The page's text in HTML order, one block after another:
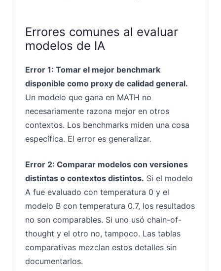
Errores comunes al evaluar
modelos de IA
Error 1: Tomar el mejor benchmark
disponible como proxy de calidad general.
Un modelo que gana en MATH no
necesariamente razona mejor en otros
contextos. Los benchmarks miden una cosa
específica. El error es generalizar.
Error 2: Comparar modelos con versiones
distintas o contextos distintos. Si el modelo
A fue evaluado con temperatura 0 y el
modelo B con temperatura 0.7, los resultados
no son comparables. Si uno usó chain-of-
thought y el otro no, tampoco. Las tablas
comparativas mezclan estos detalles sin
documentarlos.